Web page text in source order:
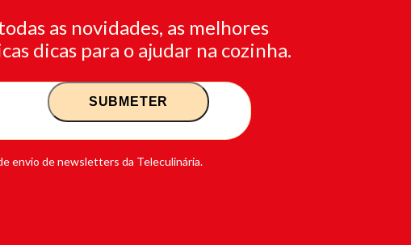
as novidades, as melhores
dicas para o ajudar na cozinha.
envio de newsletters da Teleculinária.